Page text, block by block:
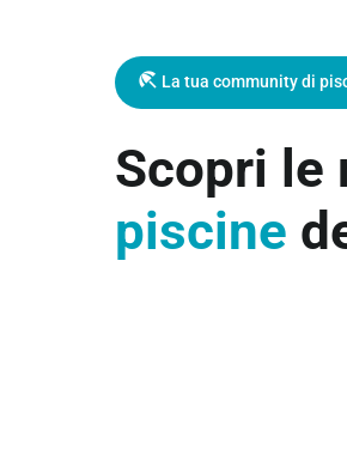
beach_access La tua community di
Scopri le
piscine